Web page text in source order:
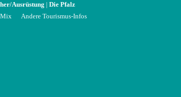
Ausrüstung | Die Pfalz
Mix Andere Tourismus-Infos